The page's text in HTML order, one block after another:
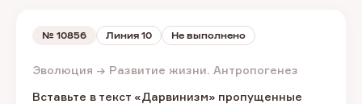
№ 10856 Линия 10 Не выполнено
Эволюция → Развитие жизни. Антропогенез
Вставьте в текст «Дарвинизм» пропущенные